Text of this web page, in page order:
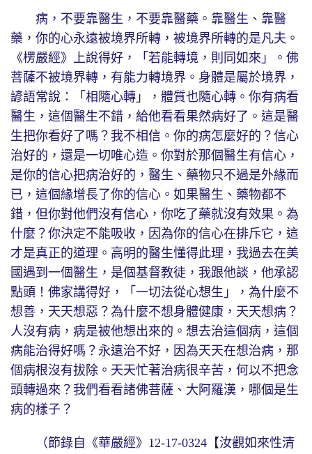
病，不要靠醫生，不要靠醫藥。靠醫生、靠醫
藥，你的心永遠被境界所轉，被境界所轉的是凡夫。
《楞嚴經》上說得好，「若能轉境，則同如來」。佛
菩薩不被境界轉，有能力轉境界。身體是屬於境界，
諺語常說：「相隨心轉」，體質也隨心轉。你有病看
醫生，這個醫生不錯，給他看看果然病好了。這是醫
生把你看好了嗎？我不相信。你的病怎麼好的？信心
治好的，還是一切唯心造。你對於那個醫生有信心，
是你的信心把病治好的，醫生、藥物只不過是外緣而
已，這個緣增長了你的信心。如果醫生、藥物都不
錯，但你對他們沒有信心，你吃了藥就沒有效果。為
什麼？你決定不能吸收，因為你的信心在排斥它，這
才是真正的道理。高明的醫生懂得此理，我過去在美
國遇到一個醫生，是個基督教徒，我跟他談，他承認
點頭！佛家講得好，「一切法從心想生」，為什麼不
想善，天天想惡？為什麼不想身體健康，天天想病？
人沒有病，病是被他想出來的。想去治這個病，這個
病能治得好嗎？永遠治不好，因為天天在想治病，那
個病根沒有拔除。天天忙著治病很辛苦，何以不把念
頭轉過來？我們看看諸佛菩薩、大阿羅漢，哪個是生
病的樣子？
（節錄自《華嚴經》12-17-0324【汝觀如來性清